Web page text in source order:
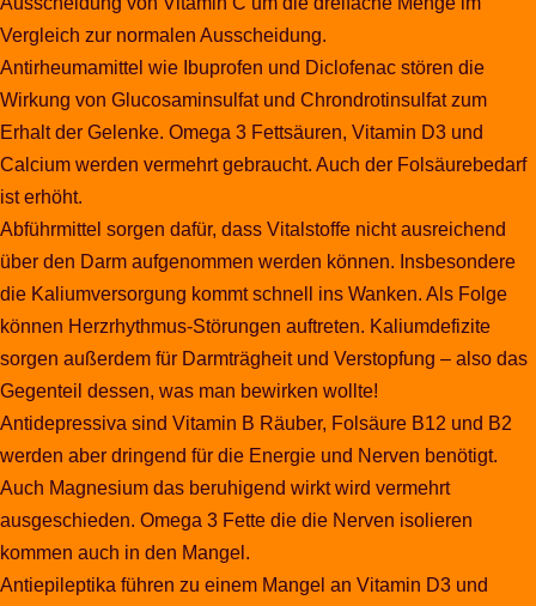
Vergleich zur normalen Ausscheidung.
Antirheumamittel wie Ibuprofen und Diclofenac stören die
Wirkung von Glucosaminsulfat und Chrondrotinsulfat zum
Erhalt der Gelenke. Omega 3 Fettsäuren, Vitamin D3 und
Calcium werden vermehrt gebraucht. Auch der Folsäurebedarf
ist erhöht.
Abführmittel sorgen dafür, dass Vitalstoffe nicht ausreichend
über den Darm aufgenommen werden können. Insbesondere
die Kaliumversorgung kommt schnell ins Wanken. Als Folge
können Herzrhythmus-Störungen auftreten. Kaliumdefizite
sorgen außerdem für Darmträgheit und Verstopfung – also das
Gegenteil dessen, was man bewirken wollte!
Antidepressiva sind Vitamin B Räuber, Folsäure B12 und B2
werden aber dringend für die Energie und Nerven benötigt.
Auch Magnesium das beruhigend wirkt wird vermehrt
ausgeschieden. Omega 3 Fette die die Nerven isolieren
kommen auch in den Mangel.
Antiepileptika führen zu einem Mangel an Vitamin D3 und